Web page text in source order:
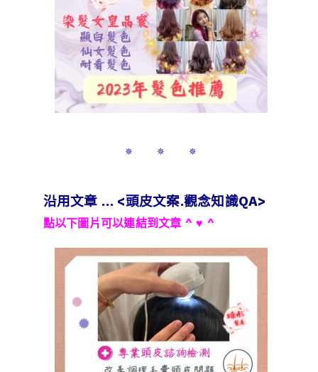
✵ ✵ ✵
沿用文章 … <頭皮文案.觀念知識QA>
點以下圖片可以連結到文章 ^ ♥ ^